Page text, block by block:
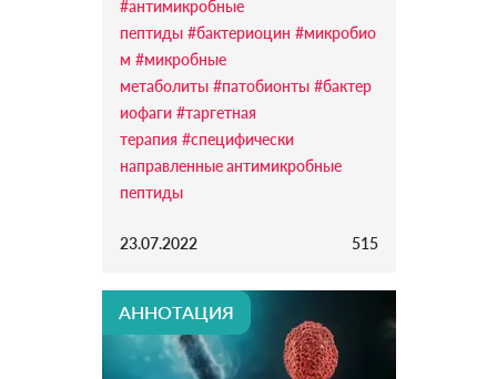
#антимикробные
пептиды #бактериоцин #микробио
м #микробные
метаболиты #патобионты #бактер
иофаги #таргетная
терапия #специфически
направленные антимикробные
пептиды
23.07.2022 515
АННОТАЦИЯ